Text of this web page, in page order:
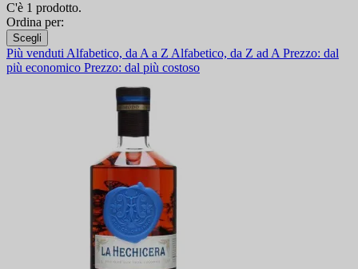
C'è 1 prodotto.
Ordina per:
Scegli
Più venduti Alfabetico, da A a Z Alfabetico, da Z ad A Prezzo: dal
più economico Prezzo: dal più costoso